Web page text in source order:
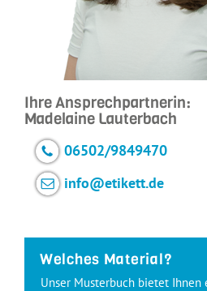
Ihre Ansprechpartnerin:
Madelaine Lauterbach
06502/9849470
info@etikett.de
Welches Material?
Unser Musterbuch bietet Ihnen